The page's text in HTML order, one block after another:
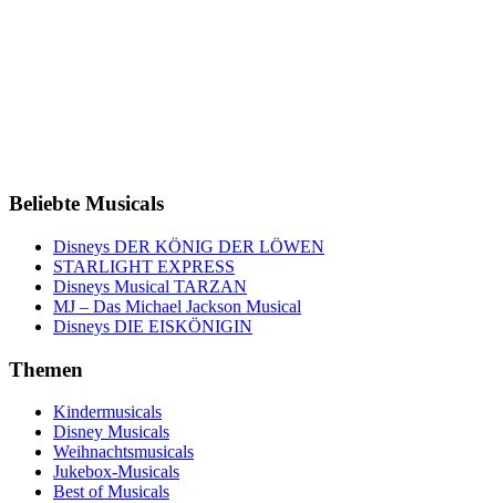
Beliebte Musicals
Disneys DER KÖNIG DER LÖWEN
STARLIGHT EXPRESS
Disneys Musical TARZAN
MJ – Das Michael Jackson Musical
Disneys DIE EISKÖNIGIN
Themen
Kindermusicals
Disney Musicals
Weihnachtsmusicals
Jukebox-Musicals
Best of Musicals